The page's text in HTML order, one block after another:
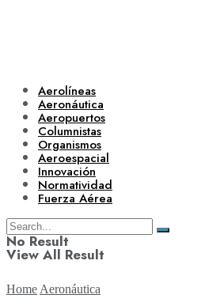
Aerolíneas
Aeronáutica
Aeropuertos
Columnistas
Organismos
Aeroespacial
Innovación
Normatividad
Fuerza Aérea
No Result
View All Result
Home Aeronáutica